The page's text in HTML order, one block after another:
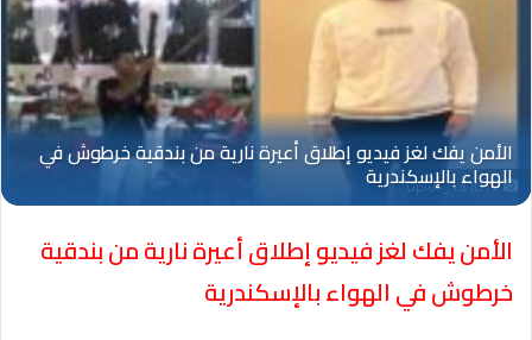
Oplus_131072
الأمن يفك لغز فيديو إطلاق أعيرة نارية من بندقية
خرطوش في الهواء بالإسكندرية